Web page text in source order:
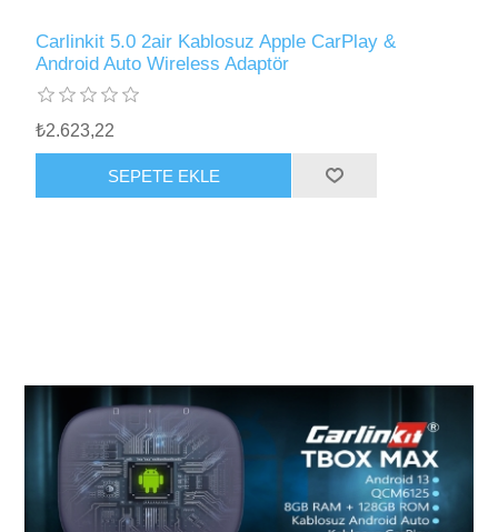
Carlinkit 5.0 2air Kablosuz Apple CarPlay &
Android Auto Wireless Adaptör
₺2.623,22
SEPETE EKLE